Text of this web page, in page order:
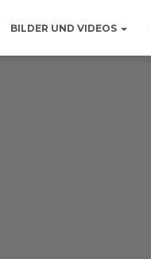
BILDER UND VIDEOS